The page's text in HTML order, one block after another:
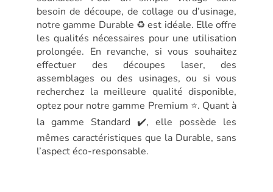
besoin de découpe, de collage ou d’usinage,
notre gamme Durable ♻️ est idéale. Elle offre
les qualités nécessaires pour une utilisation
prolongée. En revanche, si vous souhaitez
effectuer des découpes laser, des
assemblages ou des usinages, ou si vous
recherchez la meilleure qualité disponible,
optez pour notre gamme Premium ⭐. Quant à
la gamme Standard ✔️, elle possède les
mêmes caractéristiques que la Durable, sans
l’aspect éco-responsable.